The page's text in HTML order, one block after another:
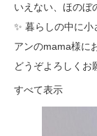
いえない、ほのぼ
✨ 暮らしの中に小
アンのmama様に
どうぞよろしくお
すべて表示